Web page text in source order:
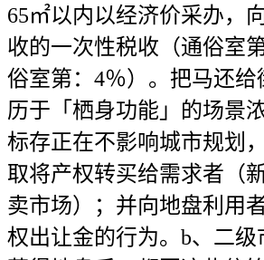
65㎡以内以经济价采办，
收的一次性税收（通俗室
俗室第：4％）。把马还给
历于「栖身功能」的场景
标存正在不影响城市规划
取将产权转买给需求者（
卖市场）；并向地盘利用
权出让金的行为。b、二级